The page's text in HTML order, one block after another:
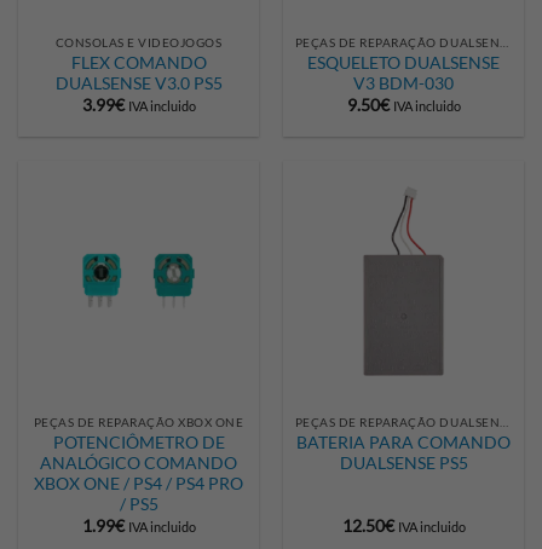
CONSOLAS E VIDEOJOGOS
FLEX COMANDO
DUALSENSE V3.0 PS5
3.99€ IVA incluido
ESQUELETO DUALSENSE
V3 BDM-030
9.50€ IVA incluido
PEÇAS DE REPARAÇÃO XBOX ONE
POTENCIÔMETRO DE
ANALÓGICO COMANDO
XBOX ONE / PS4 / PS4 PRO
/ PS5
1.99€ IVA incluido
BATERIA PARA COMANDO
DUALSENSE PS5
12.50€ IVA incluido